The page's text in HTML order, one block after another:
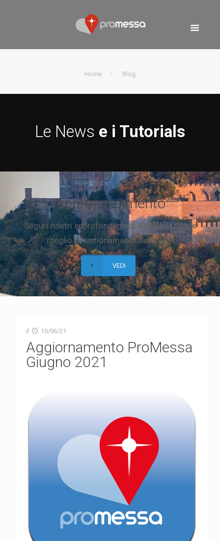
Home Blog
Le News e i Tutorials
Approfondimento
Segui i nostri approfondimenti video per capire
meglio il funzionamento della APP
VEDI
il 10/06/21
Aggiornamento ProMessa
Giugno 2021